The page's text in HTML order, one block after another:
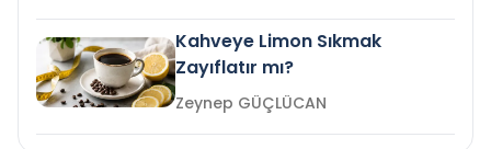
Kahveye Limon Sıkmak
Zayıflatır mı?
Zeynep GÜÇLÜCAN